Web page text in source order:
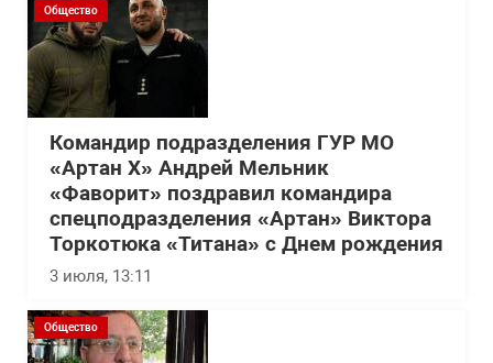
Общество
Командир подразделения ГУР МО
«Артан Х» Андрей Мельник
«Фаворит» поздравил командира
спецподразделения «Артан» Виктора
Торкотюка «Титана» с Днем рождения
3 июля, 13:11
Общество